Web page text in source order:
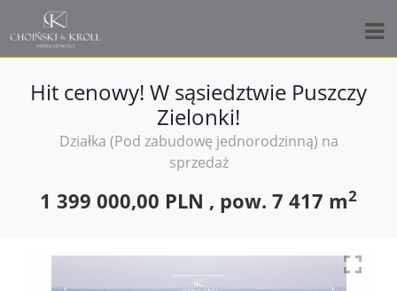
Hit cenowy! W sąsiedztwie Puszczy
Zielonki!
Działka (Pod zabudowę jednorodzinną) na
sprzedaż
1 399 000,00 PLN , pow. 7 417 m2